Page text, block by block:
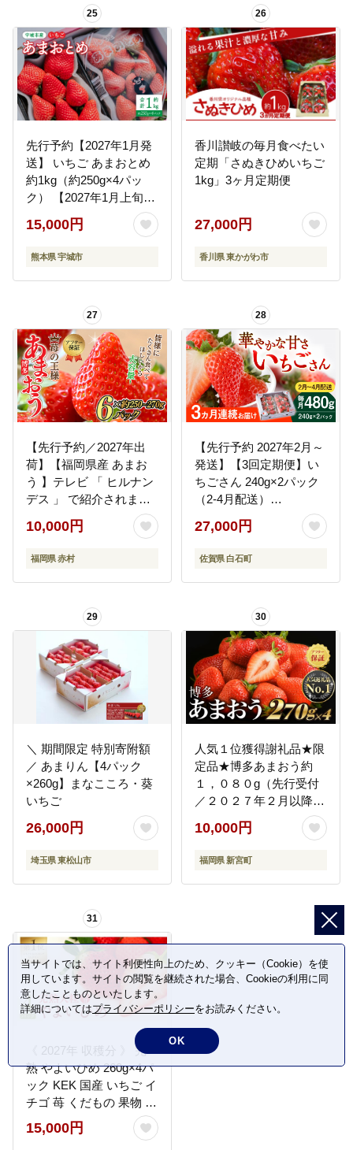
25
先行予約【2027年1月発
送】 いちご あまおとめ
約1kg（約250g×4パッ
ク） 【2027年1月上旬～
1月下旬頃発送予定】 合
計1kg 果物 くだもの フ
ルーツ 果実 苺 いちご イ
FARM
15,000円
熊本県 宇城市
26
香川讃岐の毎月食べたい
定期「さぬきひめいちご
1kg」3ヶ月定期便
27,000円
香川県 東かがわ市
27
【先行予約／2027年出
荷】【福岡県産 あまお
う 】テレビ 「 ヒルナン
デス 」 で紹介されまし
た！ 訳あり グランデ等
級 約250-270ｇ×６Ｐ
いちご イチゴ 苺 博多 デ
ルーツ ジャム スムージ
量限定 TV紹介 人気 おす
すめ 送料無料 3W13
10,000円
福岡県 赤村
28
【先行予約 2027年2月～
発送】【3回定期便】い
ちごさん 240g×2パック
（2-4月配送）
【StrawberryFarm-K】イ
チゴ [IBJ009]
27,000円
佐賀県 白石町
29
＼ 期間限定 特別寄附額
／ あまりん【4パック
×260g】まなこころ・葵
いちご
26,000円
埼玉県 東松山市
30
人気１位獲得謝礼品★限
定品★博多あまおう約
１，０８０g（先行受付
／２０２７年２月以降発
送）.A1609【あまおう】
10,000円
福岡県 新宮町
31
《 2027年 収穫分 》 完
熟 やよいひめ 260g×4パ
ック KEK 国産 いちご イ
チゴ 苺 くだもの 果物 フ
ルーツ 冬 春 旬
[BC007sa]
15,000円
当サイトでは、サイト利便性向上のため、クッキー（Cookie）を使
用しています。サイトの閲覧を継続された場合、Cookieの利用に同
意したことものといたします。
詳細についてはプライバシーポリシーをお読みください。
OK